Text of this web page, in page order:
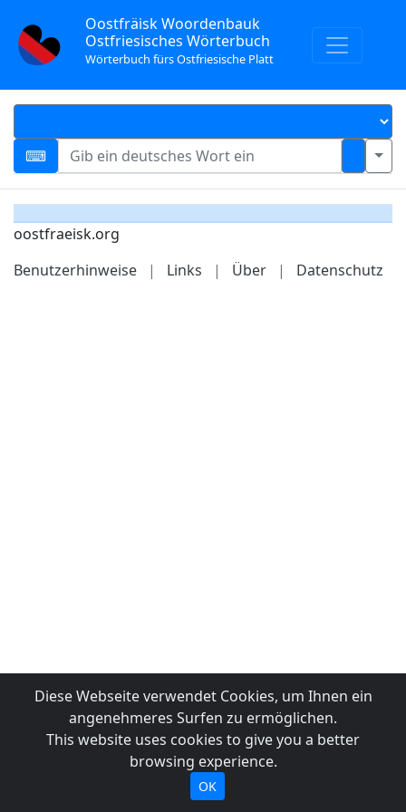
Oostfräisk Woordenbauk
Ostfriesisches Wörterbuch
Wörterbuch fürs Ostfriesische Platt
oostfraeisk.org
Benutzerhinweise
| Links | Über | Datenschutz
Diese Webseite verwendet Cookies, um Ihnen ein
angenehmeres Surfen zu ermöglichen.
This website uses cookies to give you a better
browsing experience.
OK